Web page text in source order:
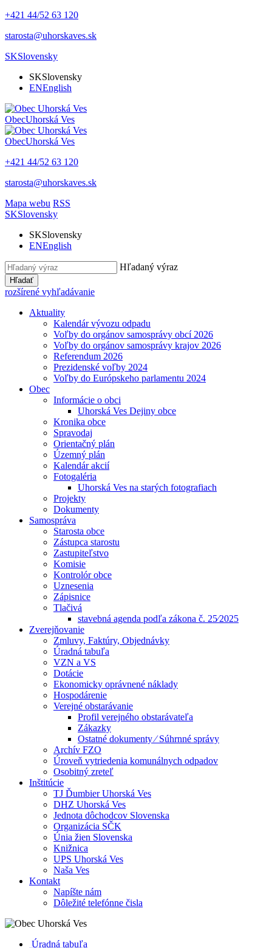
+421 44/52 63 120
starosta@uhorskaves.sk
SKSlovensky
SKSlovensky
ENEnglish
ObecUhorská Ves
ObecUhorská Ves
+421 44/52 63 120
starosta@uhorskaves.sk
Mapa webu RSS
SKSlovensky
SKSlovensky
ENEnglish
Hľadaný výraz
Hľadať
rozšírené vyhľadávanie
Aktuality
Kalendár vývozu odpadu
Voľby do orgánov samosprávy obcí 2026
Voľby do orgánov samosprávy krajov 2026
Referendum 2026
Prezidenské voľby 2024
Voľby do Európskeho parlamentu 2024
Obec
Informácie o obci
Uhorská Ves Dejiny obce
Kronika obce
Spravodaj
Orientačný plán
Územný plán
Kalendár akcií
Fotogaléria
Uhorská Ves na starých fotografiach
Projekty
Dokumenty
Samospráva
Starosta obce
Zástupca starostu
Zastupiteľstvo
Komisie
Kontrolór obce
Uznesenia
Zápisnice
Tlačivá
stavebná agenda podľa zákona č. 25⁄2025
Zverejňovanie
Zmluvy, Faktúry, Objednávky
Úradná tabuľa
VZN a VS
Dotácie
Ekonomicky oprávnené náklady
Hospodárenie
Verejné obstarávanie
Profil verejného obstarávateľa
Zákazky
Ostatné dokumenty ⁄ Súhrnné správy
Archív FZO
Úroveň vytriedenia komunálnych odpadov
Osobitný zreteľ
Inštitúcie
TJ Ďumbier Uhorská Ves
DHZ Uhorská Ves
Jednota dôchodcov Slovenska
Organizácia SČK
Únia žien Slovenska
Knižnica
UPS Uhorská Ves
Naša Ves
Kontakt
Napíšte nám
Dôležité telefónne čisla
Úradná tabuľa